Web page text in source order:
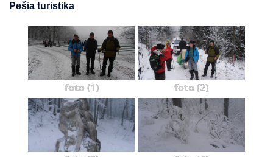
Pešia turistika
foto (1) foto (2)